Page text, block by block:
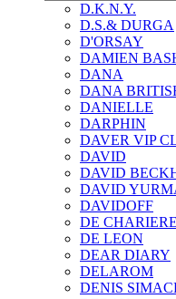
D.K.N.Y.
D.S.& DURGA
D'ORSAY
DAMIEN
DANA
DANA
DANIELLE
DARPHIN
DAVER VIP
DAVID
DAVID
DAVID
DAVIDOFF
DE
DE LEON
DEAR DIARY
DELAROM
DENIS